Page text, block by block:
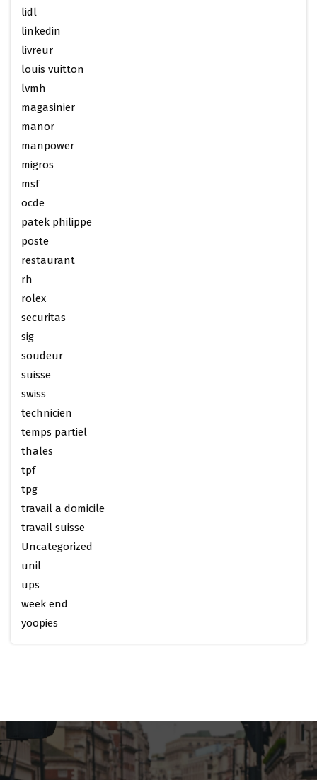
lidl
linkedin
livreur
louis vuitton
lvmh
magasinier
manor
manpower
migros
msf
ocde
patek philippe
poste
restaurant
rh
rolex
securitas
sig
soudeur
suisse
swiss
technicien
temps partiel
thales
tpf
tpg
travail a domicile
travail suisse
Uncategorized
unil
ups
week end
yoopies